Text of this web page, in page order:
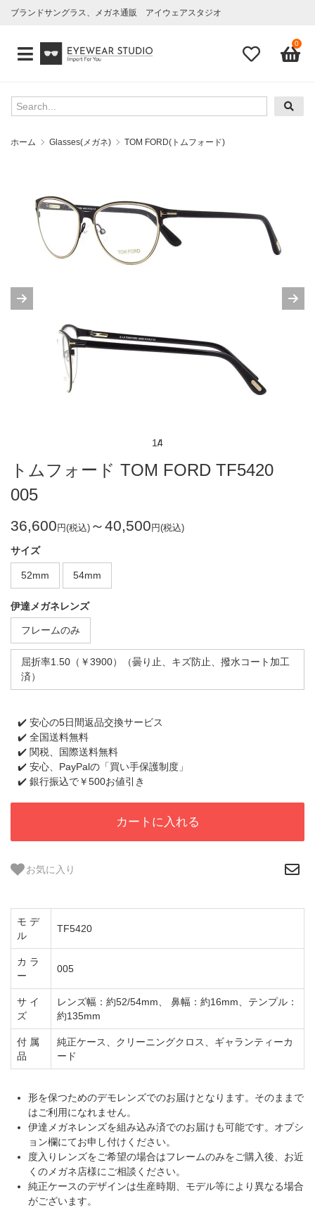
ブランドサングラス、メガネ通販 アイウェアスタジオ
0
ホーム Glasses(メガネ) TOM FORD(トムフォード)
14
トムフォード TOM FORD TF5420
005
36,600 円(税込) ～40,500 円(税込)
サイズ
52mm 54mm
伊達メガネレンズ
フレームのみ
屈折率1.50（￥3900）（曇り止、キズ防止、撥水コート加工
済）
✔️ 安心の5日間返品交換サービス
✔️ 全国送料無料
✔️ 関税、国際送料無料
✔️ 安心、PayPalの「買い手保護制度」
✔️ 銀行振込で￥500お値引き
カートに入れる
お気に入り
モ デ
ル
TF5420
カ ラ
ー
005
サ イ
ズ
レンズ幅：約52/54mm、 鼻幅：約16mm、テンプル：
約135mm
付 属
品
純正ケース、クリーニングクロス、ギャランティーカ
ード
形を保つためのデモレンズでのお届けとなります。そのままで
はご利用になれません。
伊達メガネレンズを組み込み済でのお届けも可能です。オプシ
ョン欄にてお申し付けください。
度入りレンズをご希望の場合はフレームのみをご購入後、お近
くのメガネ店様にご相談ください。
純正ケースのデザインは生産時期、モデル等により異なる場合
がございます。